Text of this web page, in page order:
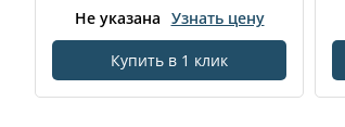
Не указана Узнать цену
Купить в 1 клик